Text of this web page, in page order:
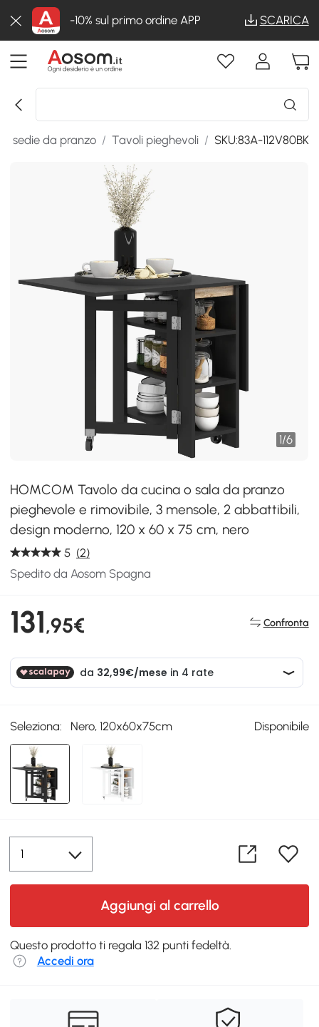
-10% sul primo ordine APP SCARICA
e sedie da pranzo / Tavoli pieghevoli / SKU:83A-112V80BK
1/6
HOMCOM Tavolo da cucina o sala da pranzo
pieghevole e rimovibile, 3 mensole, 2 abbattibili,
design moderno, 120 x 60 x 75 cm, nero
5 (2)
Spedito da Aosom Spagna
131,95€ Confronta
Seleziona: Nero, 120x60x75cm Disponibile
Aggiungi al carrello
Questo prodotto ti regala 132 punti fedeltà.
Accedi ora